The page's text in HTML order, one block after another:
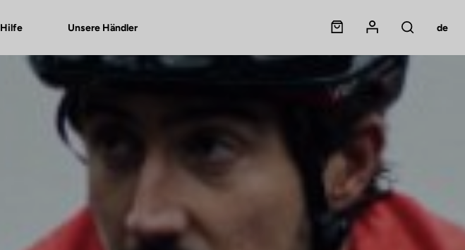
Hilfe Unsere Händler Panier
Mon compte
Rechercher
de